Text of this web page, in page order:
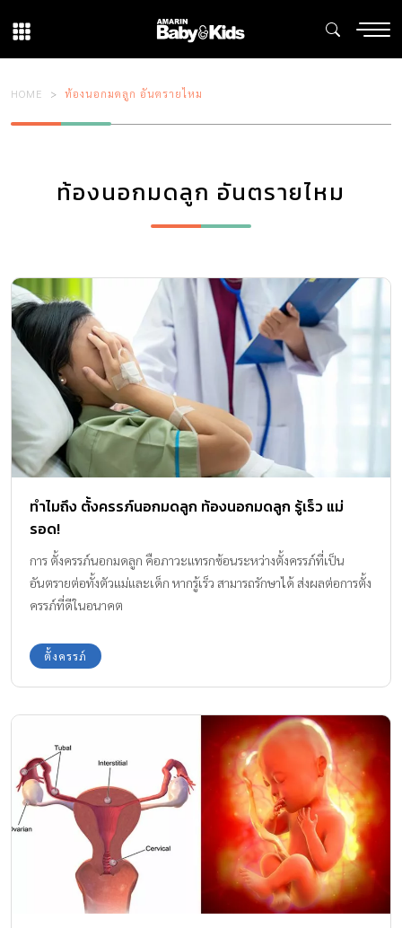
HOME ท้องนอกมดลูก อันตรายไหม
ท้องนอกมดลูก อันตรายไหม
ทำไมถึง ตั้งครรภ์นอกมดลูก ท้องนอกมดลูก รู้เร็ว แม่
รอด!
การ ตั้งครรภ์นอกมดลูก คือภาวะแทรกซ้อนระหว่างตั้งครรภ์ที่เป็น
อันตรายต่อทั้งตัวแม่และเด็ก หากรู้เร็ว สามารถรักษาได้ ส่งผลต่อการตั้ง
ครรภ์ที่ดีในอนาคต
ตั้งครรภ์